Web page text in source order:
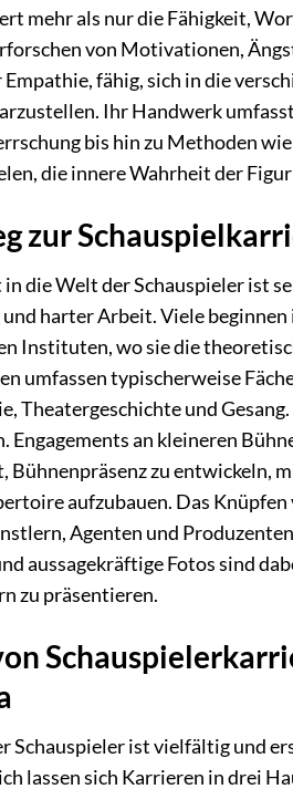
mehr als nur die Fähigkeit,
von Motivationen,
fähig, sich in die
Ihr Handwerk
bis hin zu Methoden
die innere Wahrheit der
zur
die Welt der Schauspieler ist
harter Arbeit. Viele
Instituten, wo sie die
umfassen typischerweise
Theatergeschichte und
Engagements an kleineren
Bühnenpräsenz zu entwickeln,
aufzubauen. Das
Agenten und
aussagekräftige Fotos sind
zu präsentieren.
Schauspieler ist vielfältig und
lassen sich Karrieren in drei